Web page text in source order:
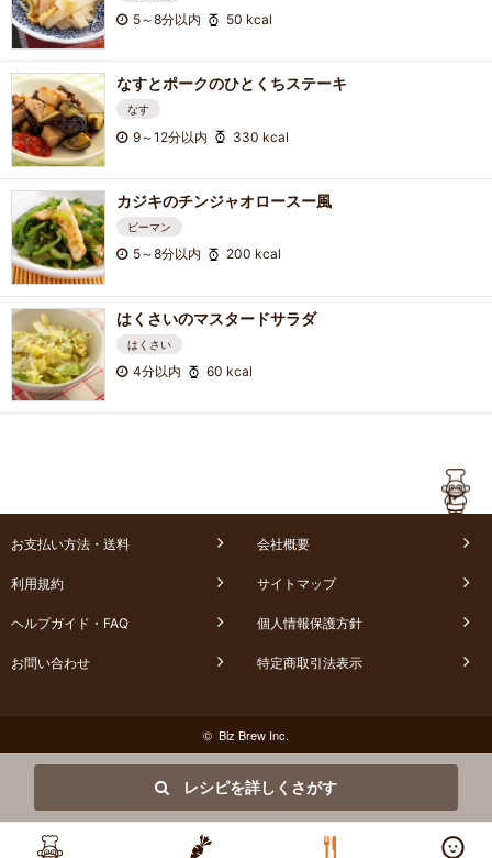
レシピを詳しくさがす
5～8分以内 50 kcal
なすとポークのひとくちステーキ
なす
9～12分以内 330 kcal
カジキのチンジャオロースー風
ピーマン
5～8分以内 200 kcal
はくさいのマスタードサラダ
はくさい
4分以内 60 kcal
お支払い方法・送料 会社概要
利用規約 サイトマップ
ヘルプガイド・FAQ 個人情報保護方針
お問い合わせ 特定商取引法表示
© Biz Brew Inc.